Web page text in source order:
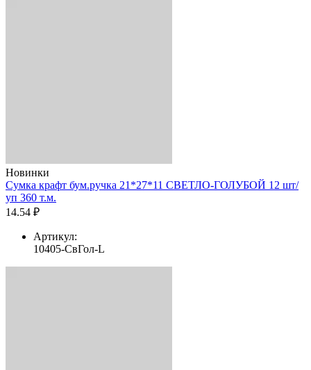
Новинки
Сумка крафт бум.ручка 21*27*11 СВЕТЛО-ГОЛУБОЙ 12 шт/
уп 360 т.м.
14.54 ₽
Артикул:
10405-СвГол-L